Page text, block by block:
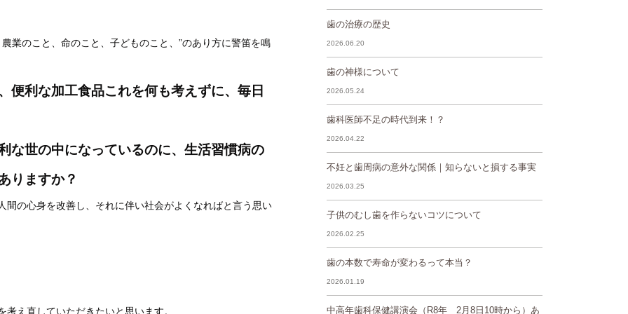
業のこと、命のこと、子どものこと、”のあり方に警笛を鳴
便利な加工食品これを何も考えずに、毎日
な世の中になっているのに、生活習慣病の
りますか？
の心身を改善し、それに伴い社会がよくなればと言う思い
え直していただきたいと思います。
歯の治療の歴史
2026.06.20
歯の神様について
2026.05.24
歯科医師不足の時代到来！？
2026.04.22
不妊と歯周病の意外な関係｜知らないと損する事実
2026.03.25
子供のむし歯を作らないコツについて
2026.02.25
歯の本数で寿命が変わるって本当？
2026.01.19
中高年歯科保健講演会（R8年 2月8日10時から）あ